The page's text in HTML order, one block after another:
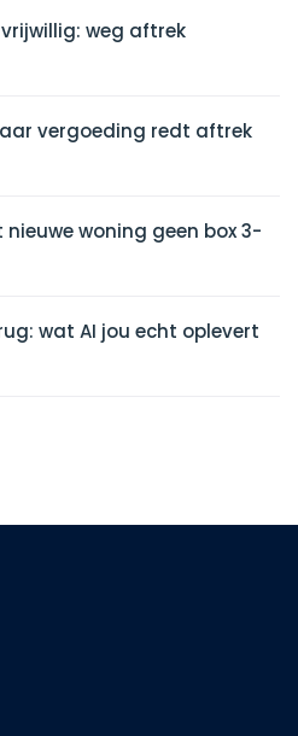
weg aftrek
vergoeding redt aftrek
woning geen box 3-
wat AI jou echt oplevert